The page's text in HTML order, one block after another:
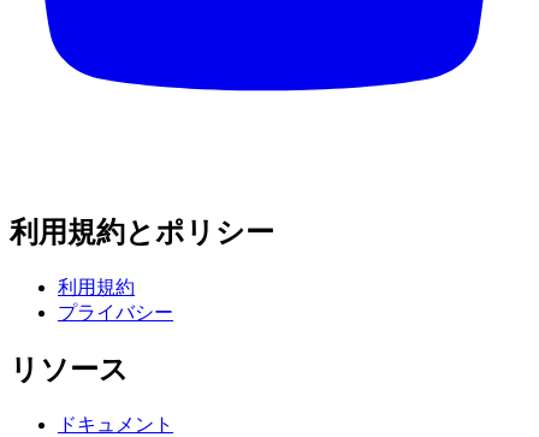
利用規約とポリシー
利用規約
プライバシー
リソース
ドキュメント